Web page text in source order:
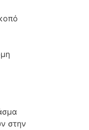
στην